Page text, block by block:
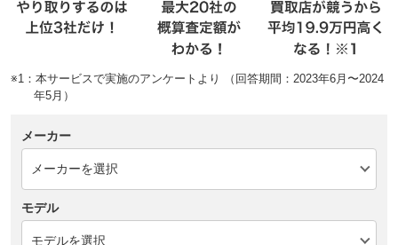
※1：本サービスで実施のアンケートより （回答期間：2023年6月〜2024
年5月）
メーカー
モデル